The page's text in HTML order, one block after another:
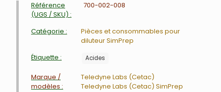
Référence
(UGS / SKU) :
700-002-008
Catégorie :
Pièces et consommables pour
diluteur SimPrep
Étiquette :
Acides
Marque /
modèles :
Teledyne Labs (Cetac)
Teledyne Labs (Cetac) SimPrep